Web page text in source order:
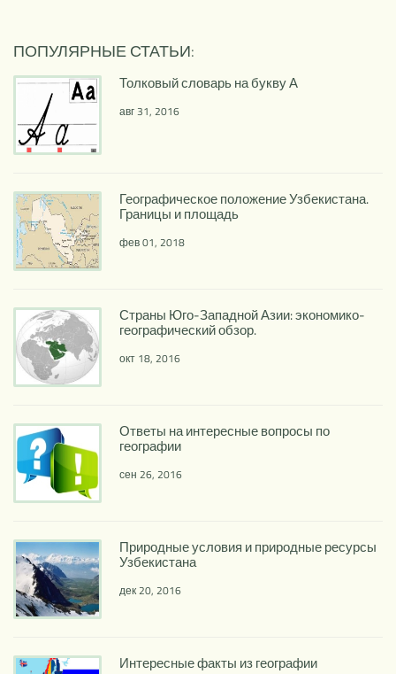
ПОПУЛЯРНЫЕ СТАТЬИ:
Толковый словарь на букву А
авг 31, 2016
Географическое положение Узбекистана.
Границы и площадь
фев 01, 2018
Страны Юго-Западной Азии: экономико-
географический обзор.
окт 18, 2016
Ответы на интересные вопросы по
географии
сен 26, 2016
Природные условия и природные ресурсы
Узбекистана
дек 20, 2016
Интересные факты из географии